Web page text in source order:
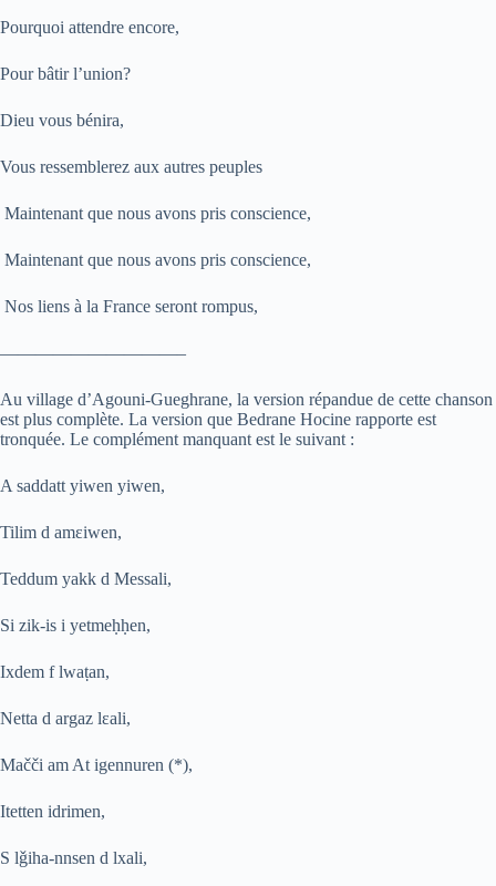
Pourquoi attendre encore,
Pour bâtir l’union?
Dieu vous bénira,
Vous ressemblerez aux autres peuples
Maintenant que nous avons pris conscience,
Maintenant que nous avons pris conscience,
Nos liens à la France seront rompus,
——————————–
Au village d’Agouni-Gueghrane, la version répandue de cette chanson
est plus complète. La version que Bedrane Hocine rapporte est
tronquée. Le complément manquant est le suivant :
A saddatt yiwen yiwen,
Tilim d amɛiwen,
Teddum yakk d Messali,
Si zik-is i yetmeḥḥen,
Ixdem f lwaṭan,
Netta d argaz lɛali,
Mačči am At igennuren (*),
Itetten idrimen,
S lǧiha-nnsen d lxali,